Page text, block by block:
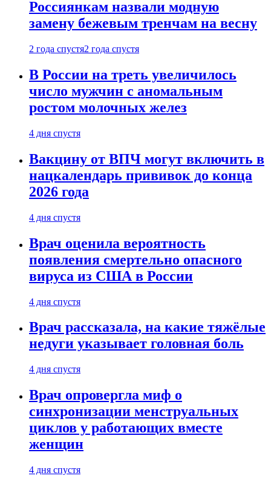
Россиянкам назвали модную
замену бежевым тренчам на весну
2 года спустя2 года спустя
В России на треть увеличилось
число мужчин с аномальным
ростом молочных желез
4 дня спустя
Вакцину от ВПЧ могут включить в
нацкалендарь прививок до конца
2026 года
4 дня спустя
Врач оценила вероятность
появления смертельно опасного
вируса из США в России
4 дня спустя
Врач рассказала, на какие тяжёлые
недуги указывает головная боль
4 дня спустя
Врач опровергла миф о
синхронизации менструальных
циклов у работающих вместе
женщин
4 дня спустя